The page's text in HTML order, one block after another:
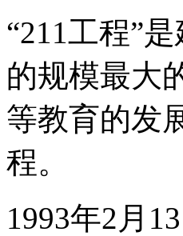
“211工程”
的规模最大
等教育的发
程。
1993年2月